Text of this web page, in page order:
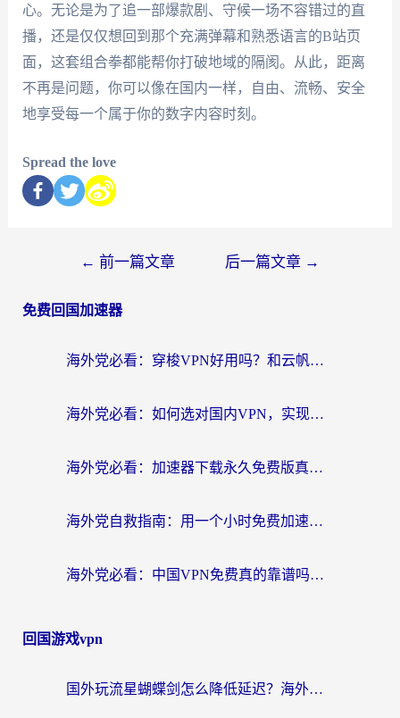
心。无论是为了追一部爆款剧、守候一场不容错过的直
播，还是仅仅想回到那个充满弹幕和熟悉语言的B站页
面，这套组合拳都能帮你打破地域的隔阂。从此，距离
不再是问题，你可以像在国内一样，自由、流畅、安全
地享受每一个属于你的数字内容时刻。
Spread the love
← 前一篇文章 后一篇文章 →
免费回国加速器
海外党必看：穿梭VPN好用吗？和云帆VPN对比哪个回国效果更好？附真实测评+避坑指南
海外党必看：如何选对国内VPN，实现无缝访问国内资源？
海外党必看：加速器下载永久免费版真的存在吗？教你无缝访问国内资源的正确姿势
海外党自救指南：用一个小时免费加速器，轻松打破国内资源访问壁垒？
海外党必看：中国VPN免费真的靠谱吗？手把手教你选对回国加速器
回国游戏vpn
国外玩流星蝴蝶剑怎么降低延迟？海外党必看的加速秘籍（含欧洲鸣潮&彩虹岛优化攻略）